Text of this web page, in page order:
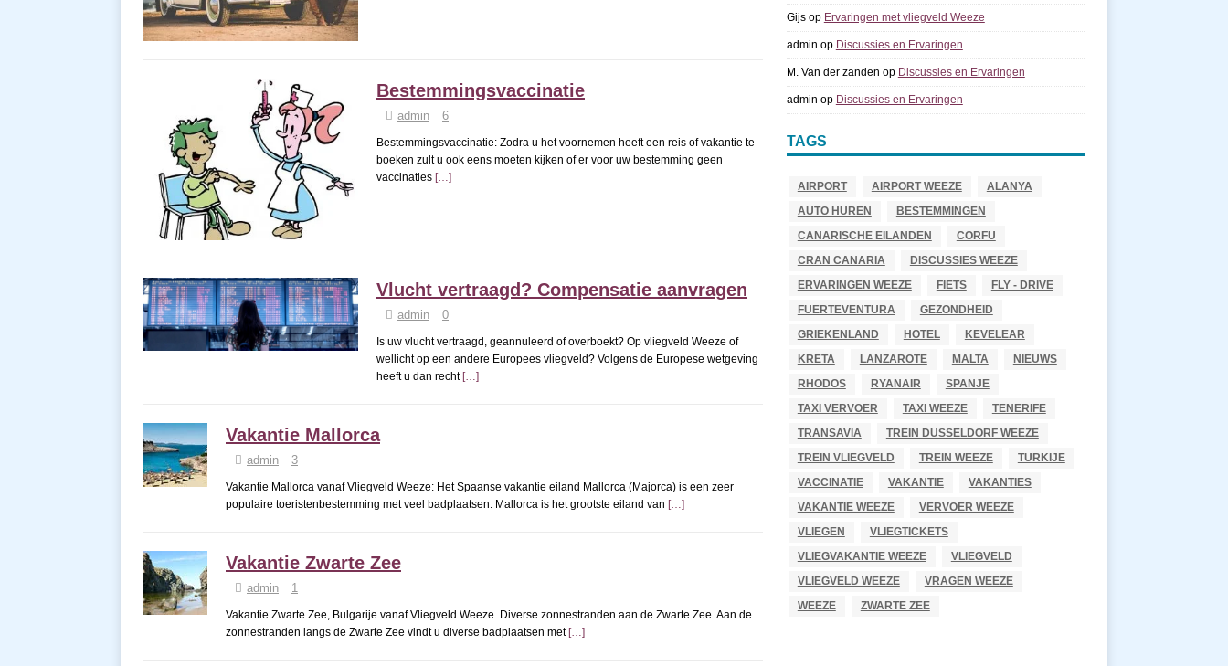
Bestemmingsvaccinatie
admin 6
Bestemmingsvaccinatie: Zodra u het voornemen heeft een reis of vakantie te
boeken zult u ook eens moeten kijken of er voor uw bestemming geen
vaccinaties […]
Vlucht vertraagd? Compensatie aanvragen
admin 0
Is uw vlucht vertraagd, geannuleerd of overboekt? Op vliegveld Weeze of
wellicht op een andere Europees vliegveld? Volgens de Europese wetgeving
heeft u dan recht[…]
Vakantie Mallorca
admin 3
Vakantie Mallorca vanaf Vliegveld Weeze: Het Spaanse vakantie eiland Mallorca (Majorca) is een zeer
populaire toeristenbestemming met veel badplaatsen. Mallorca is het grootste eiland van […]
Vakantie Zwarte Zee
admin 1
Vakantie Zwarte Zee, Bulgarije vanaf Vliegveld Weeze. Diverse zonnestranden aan de Zwarte Zee. Aan de
zonnestranden langs de Zwarte Zee vindt u diverse badplaatsen met[…]
Gijsop Ervaringen met vliegveld Weeze
admin op Discussies en Ervaringen
M. Van der zanden op Discussies en Ervaringen
admin op Discussies en Ervaringen
TAGS
AIRPORT AIRPORT WEEZE
ALANYA
AUTO HUREN
BESTEMMINGEN
CANARISCHE EILANDEN
CORFU
CRAN CANARIA
DISCUSSIES WEEZE
ERVARINGEN WEEZE
FIETS
FLY - DRIVE
FUERTEVENTURA
GEZONDHEID
GRIEKENLAND
HOTEL
KEVELEAR
KRETA
LANZAROTE MALTA
NIEUWS
RHODOS
RYANAIR
SPANJE
TAXI VERVOER
TAXI WEEZE
TENERIFE
TRANSAVIA
TREIN DUSSELDORF WEEZE
TREIN VLIEGVELD
TREIN WEEZE
TURKIJE
VACCINATIE
VAKANTIE
VAKANTIES
VAKANTIE WEEZE
VERVOER WEEZE
VLIEGEN
VLIEGTICKETS
VLIEGVAKANTIE WEEZE
VLIEGVELD
VLIEGVELD WEEZE
VRAGEN WEEZE
WEEZE
ZWARTE ZEE